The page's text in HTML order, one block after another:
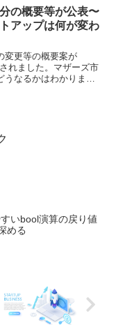
の概要等が公表〜
アップは何が変わ
変更等の概要案が
れました。マザーズ市
なるかはわかりませ
いbool演算の戻り値
める